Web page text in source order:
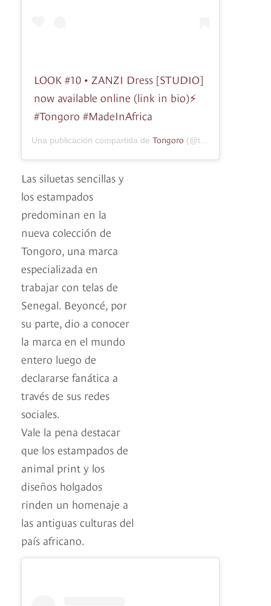
LOOK #10 • ZANZI Dress [STUDIO]
now available online (link in bio)⚡️
#Tongoro #MadeInAfrica
Una publicación compartida de Tongoro (@tongorostudio) el
Las siluetas sencillas y
los estampados
predominan en la
nueva colección de
Tongoro, una marca
especializada en
trabajar con telas de
Senegal. Beyoncé, por
su parte, dio a conocer
la marca en el mundo
entero luego de
declararse fanática a
través de sus redes
sociales.
Vale la pena destacar
que los estampados de
animal print y los
diseños holgados
rinden un homenaje a
las antiguas culturas del
país africano.